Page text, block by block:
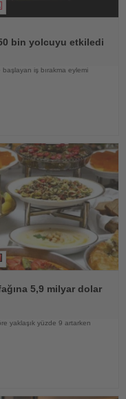
bin yolcuyu etkiledi
iş bırakma eylemi
5,9 milyar dolar
yaklaşık yüzde 9 artarken